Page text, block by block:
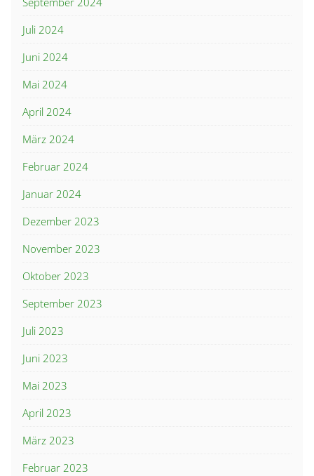
Juli 2024
Juni 2024
Mai 2024
April 2024
März 2024
Februar 2024
Januar 2024
Dezember 2023
November 2023
Oktober 2023
September 2023
Juli 2023
Juni 2023
Mai 2023
April 2023
März 2023
Februar 2023